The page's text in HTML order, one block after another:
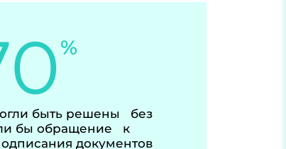
%
быть решены без
бы обращение к
документов